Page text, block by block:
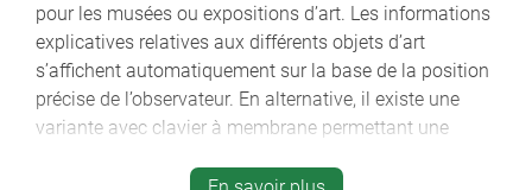
pour les musées ou expositions d’art. Les informations
explicatives relatives aux différents objets d’art
s’affichent automatiquement sur la base de la position
précise de l’observateur. En alternative, il existe une
variante avec clavier à membrane permettant une